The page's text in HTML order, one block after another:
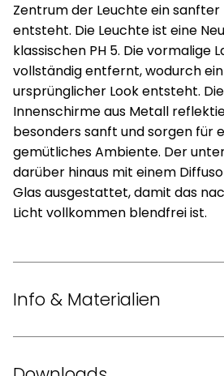
Zentrum der Leuchte ein sanfter
entsteht. Die Leuchte ist eine
klassischen PH 5. Die vormalige
vollständig entfernt, wodurch
ursprünglicher Look entsteht.
Innenschirme aus Metall
besonders sanft und sorgen für
gemütliches Ambiente. Der
darüber hinaus mit einem
Glas ausgestattet, damit das
Licht vollkommen blendfrei ist.
Info & Materialien